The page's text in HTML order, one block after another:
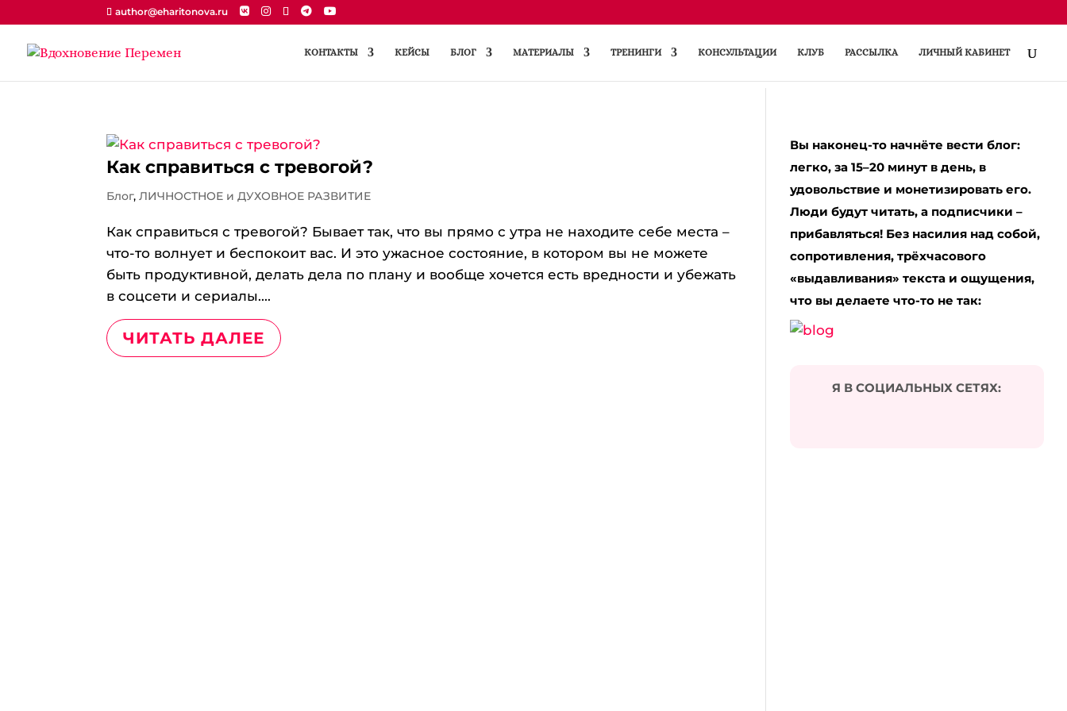
author@eharitonova.ru
КОНТАКТЫ КЕЙСЫ БЛОГ МАТЕРИАЛЫ ТРЕНИНГИ КОНСУЛЬТАЦИИ КЛУБ РАССЫЛКА ЛИЧНЫЙ КАБИНЕТ
Как справиться с тревогой?
Блог,ЛИЧНОСТНОЕ и ДУХОВНОЕ РАЗВИТИЕ
Как справиться с тревогой? Бывает так, что вы прямо с утра не находите себе места –
что-то волнует и беспокоит вас. И это ужасное состояние, в котором вы не можете
быть продуктивной, делать дела по плану и вообще хочется есть вредности и убежать
в соцсети и сериалы....
ЧИТАТЬ ДАЛЕЕ
Вы наконец-то начнёте вести блог:
легко, за 15–20 минут в день, в
удовольствие и монетизировать его.
Люди будут читать, а подписчики –
прибавляться! Без насилия над собой,
сопротивления, трёхчасового
«выдавливания» текста и ощущения,
что вы делаете что-то не так:
Я В СОЦИАЛЬНЫХ СЕТЯХ: